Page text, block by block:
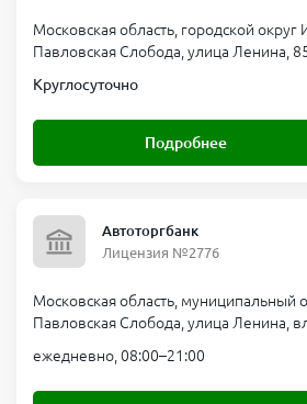
Московская область, городской округ
Павловская Слобода, улица Ленина,
Круглосуточно
Подробнее
Автоторгбанк
Лицензия №2776
Московская область, муниципальный
Павловская Слобода, улица Ленина,
ежедневно, 08:00–21:00